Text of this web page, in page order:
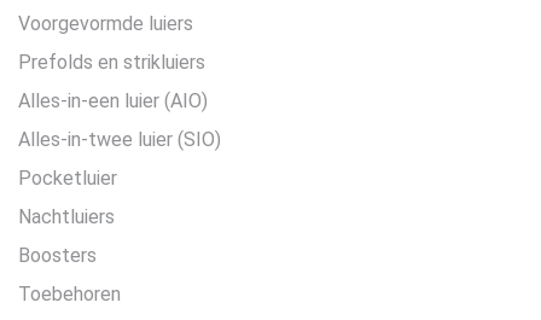
Voorgevormde luiers
Prefolds en strikluiers
Alles-in-een luier (AIO)
Alles-in-twee luier (SIO)
Pocketluier
Nachtluiers
Boosters
Toebehoren